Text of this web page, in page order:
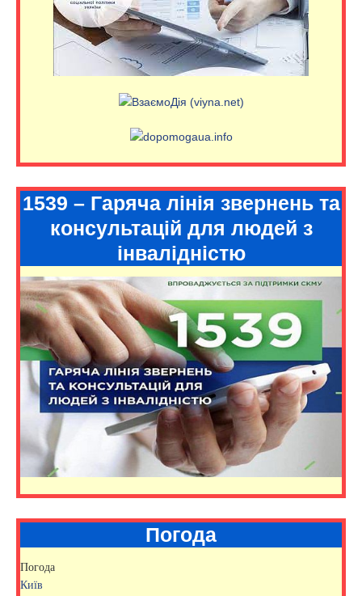
1539 – Гаряча лінія звернень та
консультацій для людей з
інвалідністю
Погода
Погода
Київ